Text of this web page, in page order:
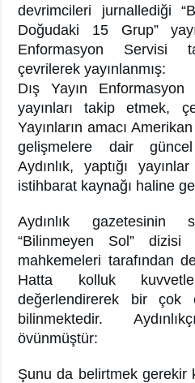
devrimcileri jurnallediği
Doğudaki 15 Grup”
Enformasyon Servisi
çevrilerek yayınlanmış:
Dış Yayın
yayınları takip etmek,
Yayınların amacı
gelişmelere dair
Aydınlık, yaptığı
istihbarat kaynağı haline
Aydınlık gazetesinin
“Bilinmeyen Sol”
mahkemeleri tarafından
Hatta kolluk
değerlendirerek bir çok
bilinmektedir.
övünmüştür:
Şunu da belirtmek gerekir